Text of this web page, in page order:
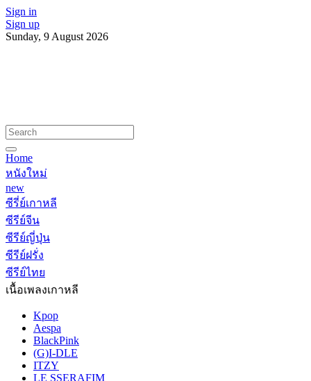
Sign in
Sign up
Sunday, 9 August 2026
Home
หนังใหม่
new
ซีรี่ย์เกาหลี
ซีรีย์จีน
ซีรีย์ญี่ปุ่น
ซีรีย์ฝรั่ง
ซีรีย์ไทย
เนื้อเพลงเกาหลี
Kpop
Aespa
BlackPink
(G)I-DLE
ITZY
LE SSERAFIM